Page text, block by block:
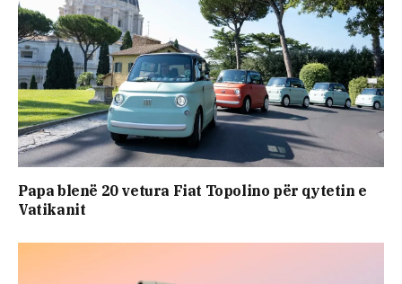
Papa blenë 20 vetura Fiat Topolino për qytetin e
Vatikanit